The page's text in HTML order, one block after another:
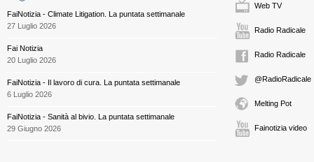
FaiNotizia - Climate Litigation. La puntata settimanale
27 Luglio 2026
Fai Notizia
20 Luglio 2026
FaiNotizia - Il lavoro di cura. La puntata settimanale
6 Luglio 2026
FaiNotizia - Sanità al bivio. La puntata settimanale
29 Giugno 2026
Web TV
Radio Radicale
Radio Radicale
@RadioRadicale
Melting Pot
Fainotizia video